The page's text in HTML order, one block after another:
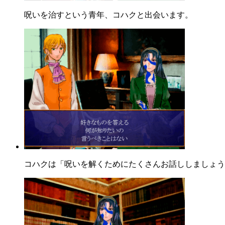
呪いを治すという青年、コハクと出会います。
コハクは「呪いを解くためにたくさんお話ししまし